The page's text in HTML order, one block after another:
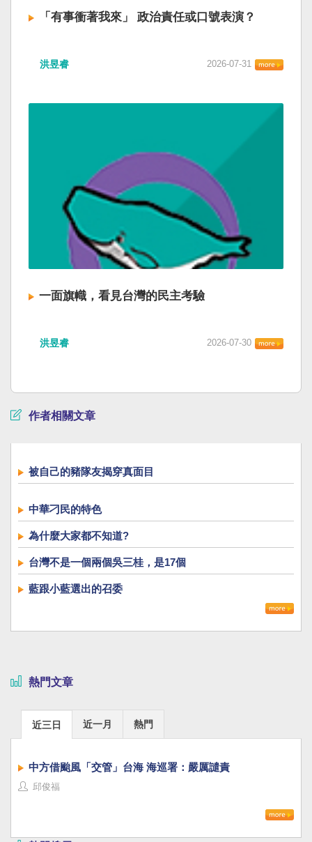
「有事衝著我來」 政治責任或口號表演？
洪昱睿 2026-07-31
一面旗幟，看見台灣的民主考驗
洪昱睿 2026-07-30
作者相關文章
被自己的豬隊友揭穿真面目
中華刁民的特色
為什麼大家都不知道?
台灣不是一個兩個吳三桂，是17個
藍跟小藍選出的召委
熱門文章
近三日 近一月 熱門
中方借颱風「交管」台海 海巡署：嚴厲譴責
邱俊福